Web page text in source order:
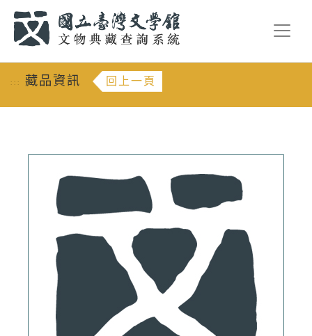
::: 藏品資訊 回上一頁